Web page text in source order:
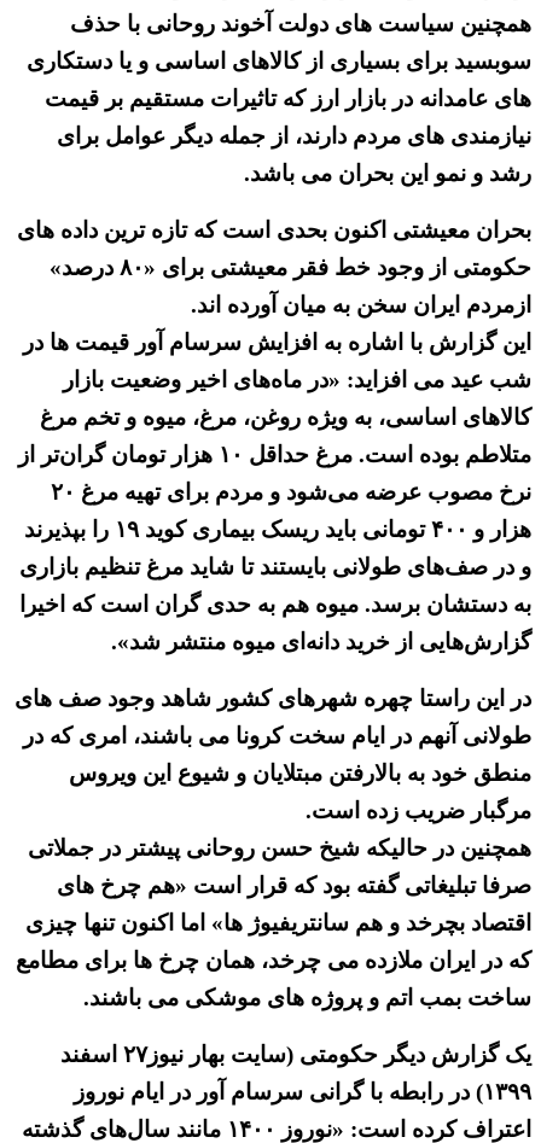
همچنین سیاست های دولت آخوند روحانی با حذف
سوبسید برای بسیاری از کالاهای اساسی و یا دستکاری
های عامدانه در بازار ارز که تاثیرات مستقیم بر قیمت
نیازمندی های مردم دارند، از جمله دیگر عوامل برای
رشد و نمو این بحران می باشد.
بحران معیشتی اکنون بحدی است که تازه ترین داده های
حکومتی از وجود خط فقر معیشتی برای «۸۰ درصد»
ازمردم ایران سخن به میان آورده اند.
این گزارش با اشاره به افزایش سرسام آور قیمت ها در
شب عید می افزاید: «در ماه‌های اخیر وضعیت بازار
کالاهای اساسی، به ویژه روغن، مرغ، میوه و تخم مرغ
متلاطم بوده است. مرغ حداقل ۱۰ هزار تومان گران‌تر از
نرخ مصوب عرضه می‌شود و مردم برای تهیه مرغ ۲۰
هزار و ۴۰۰ تومانی باید ریسک بیماری کوید ۱۹ را بپذیرند
و در صف‌های طولانی بایستند تا شاید مرغ تنظیم بازاری
به دستشان برسد. میوه هم به حدی گران است که اخیرا
گزارش‌هایی از خرید دانه‌ای میوه منتشر شد».
در این راستا چهره شهرهای کشور شاهد وجود صف های
طولانی آنهم در ایام سخت کرونا می باشند، امری که در
منطق خود به بالارفتن مبتلایان و شیوع این ویروس
مرگبار ضریب زده است.
همچنین در حالیکه شیخ حسن روحانی پیشتر در جملاتی
صرفا تبلیغاتی گفته بود که قرار است «هم چرخ های
اقتصاد بچرخد و هم سانتریفیوژ ها» اما اکنون تنها چیزی
که در ایران ملازده می چرخد، همان چرخ ها برای مطامع
ساخت بمب اتم و پروژه های موشکی می باشند.
یک گزارش دیگر حکومتی (سایت بهار نیوز۲۷ اسفند
۱۳۹۹) در رابطه با گرانی سرسام آور در ایام نوروز
اعتراف کرده است: «نوروز ۱۴۰۰ مانند سال‌های گذشته